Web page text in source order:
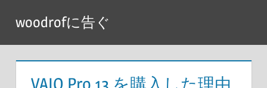
テ
woodrofに告ぐ
VAIO Pro 13 を購入した理由